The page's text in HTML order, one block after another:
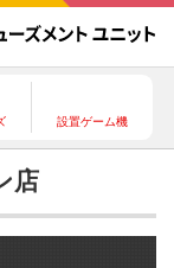
設置ゲーム機
店